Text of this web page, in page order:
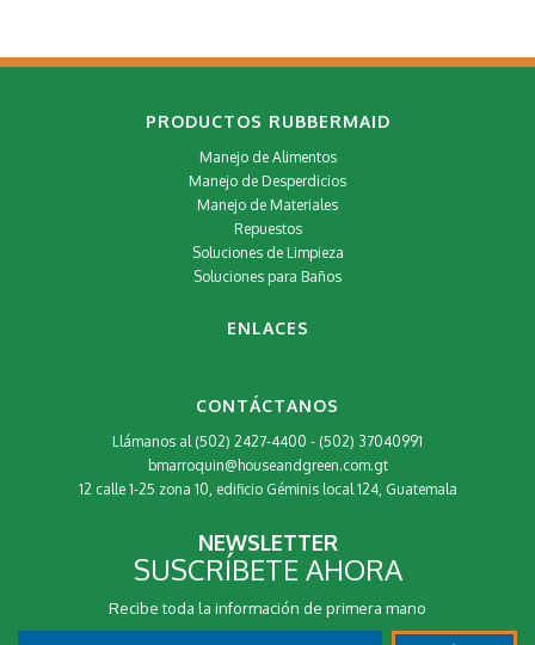
PRODUCTOS RUBBERMAID
Manejo de Alimentos
Manejo de Desperdicios
Manejo de Materiales
Repuestos
Soluciones de Limpieza
Soluciones para Baños
ENLACES
CONTÁCTANOS
Llámanos al (502) 2427-4400 - (502) 37040991
bmarroquin@houseandgreen.com.gt
12 calle 1-25 zona 10, edificio Géminis local 124, Guatemala
NEWSLETTER
SUSCRÍBETE AHORA
Recibe toda la información de primera mano